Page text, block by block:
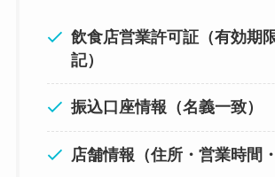
飲食店営業許可証（有効期
記）
振込口座情報（名義一致）
店舗情報（住所・営業時間